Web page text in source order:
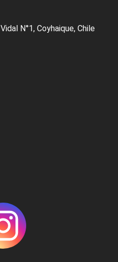
N°1, Coyhaique, Chile